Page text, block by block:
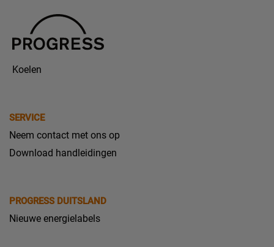
Koelen
SERVICE
Neem contact met ons op
Download handleidingen
PROGRESS DUITSLAND
Nieuwe energielabels